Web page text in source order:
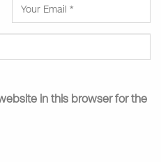
in this browser for the